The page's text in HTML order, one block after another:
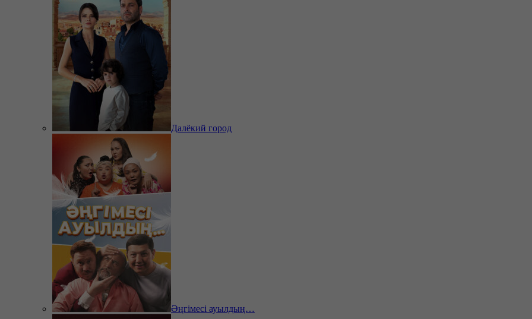
Далёкий город
Әңгімесі ауылдың…